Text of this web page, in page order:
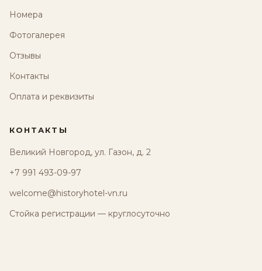
Номера
Фотогалерея
Отзывы
Контакты
Оплата и реквизиты
КОНТАКТЫ
Великий Новгород, ул. Газон, д. 2
+7 991 493-09-97
welcome@historyhotel-vn.ru
Стойка регистрации — круглосуточно